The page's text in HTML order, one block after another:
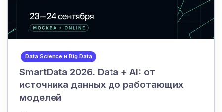
Data Science и Big Data
SmartData 2026. Data + AI: от
источника данных до работающих
моделей